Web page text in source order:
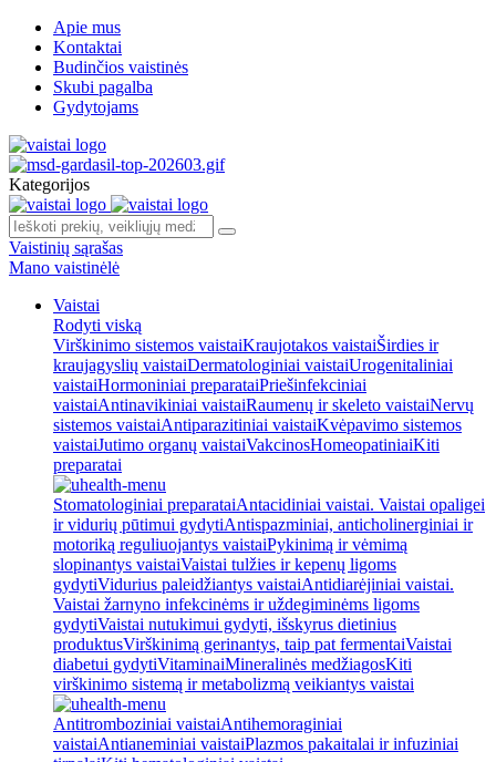
Apie mus
Kontaktai
Budinčios vaistinės
Skubi pagalba
Gydytojams
Kategorijos
Vaistinių sąrašas
Mano vaistinėlė
Vaistai
Rodyti viską
Virškinimo sistemos vaistaiKraujotakos vaistaiŠirdies ir
kraujagyslių vaistaiDermatologiniai vaistaiUrogenitaliniai
vaistaiHormoniniai preparataiPriešinfekciniai
vaistaiAntinavikiniai vaistaiRaumenų ir skeleto vaistaiNervų
sistemos vaistaiAntiparazitiniai vaistaiKvėpavimo sistemos
vaistaiJutimo organų vaistaiVakcinosHomeopatiniaiKiti
preparatai
Stomatologiniai preparataiAntacidiniai vaistai. Vaistai opaligei
ir vidurių pūtimui gydytiAntispazminiai, anticholinerginiai ir
motoriką reguliuojantys vaistaiPykinimą ir vėmimą
slopinantys vaistaiVaistai tulžies ir kepenų ligoms
gydytiVidurius paleidžiantys vaistaiAntidiarėjiniai vaistai.
Vaistai žarnyno infekcinėms ir uždegiminėms ligoms
gydytiVaistai nutukimui gydyti, išskyrus dietinius
produktusVirškinimą gerinantys, taip pat fermentaiVaistai
diabetui gydytiVitaminaiMineralinės medžiagosKiti
virškinimo sistemą ir metabolizmą veikiantys vaistai
Antitromboziniai vaistaiAntihemoraginiai
vaistaiAntianeminiai vaistaiPlazmos pakaitalai ir infuziniai